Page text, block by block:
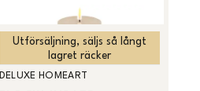
Utförsäljning, säljs så långt
lagret räcker
DELUXE HOMEART